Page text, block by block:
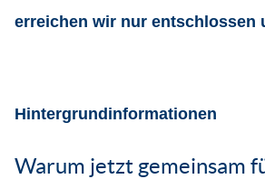
erreichen wir nur entschlossen
Hintergrundinformationen
Warum jetzt gemeinsam